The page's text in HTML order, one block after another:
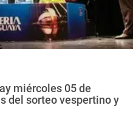
miércoles 05 de
del sorteo vespertino y